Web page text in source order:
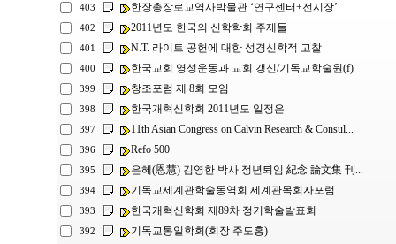
403 한장총장로교역사박물관 ‘연구센터+전시장’
402 2011년도 한국의 신학학회 주제들
401 N.T. 라이트 공헌에 대한 성경신학적 고찰
400 한국교회 영성운동과 교회 갱신/기독교학술원(f)
399 창조포럼 제 8회 모임
398 한국개혁신학회 2011년도 일정은
397 11th Asian Congress on Calvin Research & Consul...
396 Refo 500
395 은혜(恩慧) 김영한 박사 정년퇴임 紀念 論文集 刊...
394 기독교세계관학술동역회 세계관목회자포럼
393 한국개혁신학회 제89차 정기학술발표회
392 기독교통일학회(회장 주도홍)